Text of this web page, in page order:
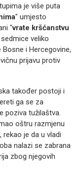
je više puta
" umjesto
"vrate kršćanstvu
veliko
i Hercegovine,
prijavu protiv
također postoji i
ga se za
poziva tužilaštva.
oštru razmjenu
rekao je da u vladi
nalazi se zabrana
zbog njegovih